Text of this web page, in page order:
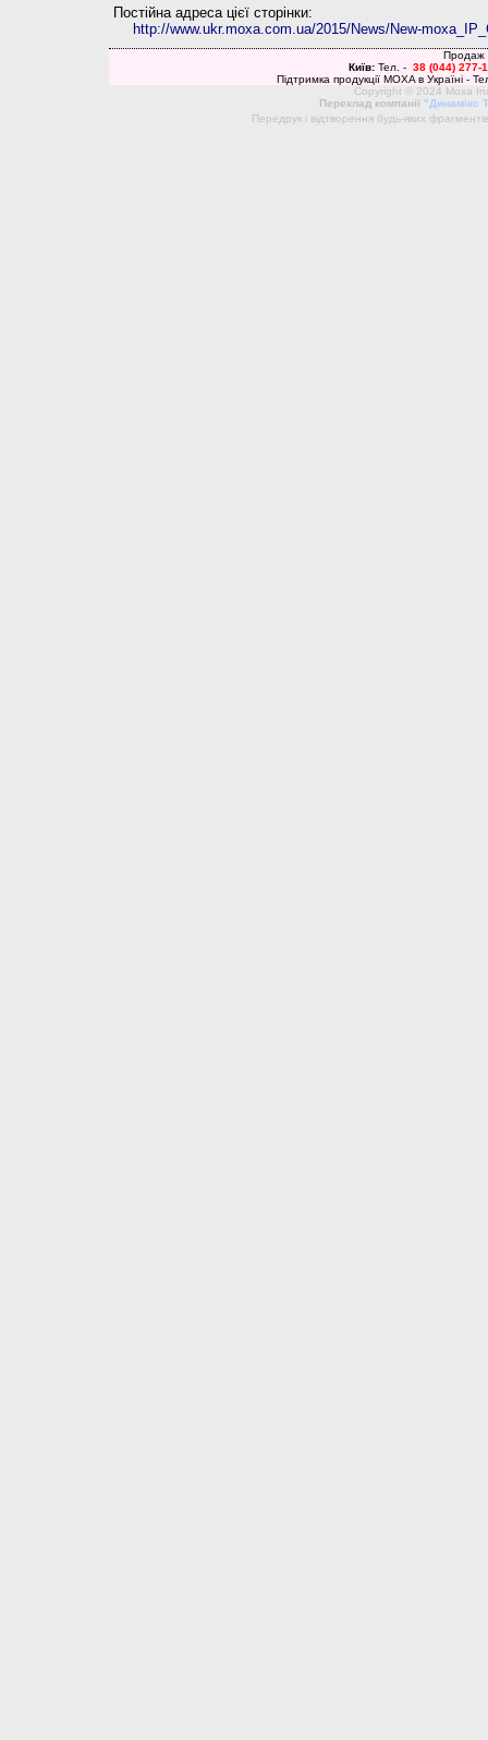
Постійна адреса цієї сторінки:
http://www.ukr.moxa.com.ua/2015/News/New-
Продаж
Київ: Тел. - 38 (044) 277-
Підтримка продукції MOXA в Україні
Copyright © 2024 Moxa
Переклад компанії "Динамікс
Передрук і відтворення будь-яких